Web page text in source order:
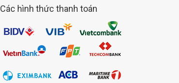
Các hình thức thanh toán